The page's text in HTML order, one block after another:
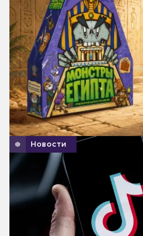
Новости